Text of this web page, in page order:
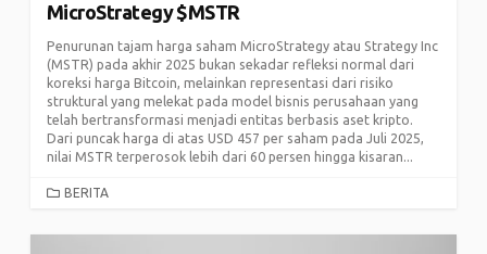
MicroStrategy $MSTR
Penurunan tajam harga saham MicroStrategy atau Strategy Inc
(MSTR) pada akhir 2025 bukan sekadar refleksi normal dari
koreksi harga Bitcoin, melainkan representasi dari risiko
struktural yang melekat pada model bisnis perusahaan yang
telah bertransformasi menjadi entitas berbasis aset kripto.
Dari puncak harga di atas USD 457 per saham pada Juli 2025,
nilai MSTR terperosok lebih dari 60 persen hingga kisaran...
CATEGORIES
BERITA